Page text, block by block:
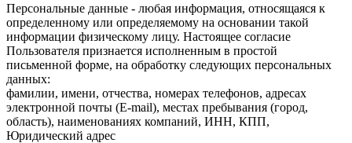
Персональные данные - любая информация, относящаяся к
определенному или определяемому на основании такой
информации физическому лицу. Настоящее согласие
Пользователя признается исполненным в простой
письменной форме, на обработку следующих персональных
данных:
фамилии, имени, отчества, номерах телефонов, адресах
электронной почты (E-mail), местах пребывания (город,
область), наименованиях компаний, ИНН, КПП,
Юридический адрес